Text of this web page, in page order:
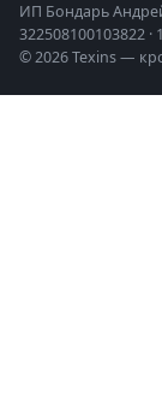
ИП Бондарь
322508100103822
© 2026 Texins —